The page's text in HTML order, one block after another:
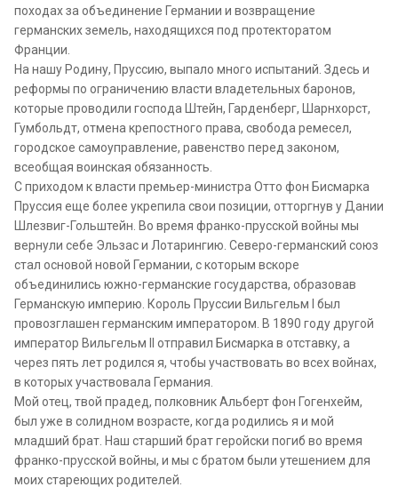
походах за объединение Германии и возвращение
германских земель, находящихся под протекторатом
Франции.
На нашу Родину, Пруссию, выпало много испытаний. Здесь и
реформы по ограничению власти владетельных баронов,
которые проводили господа Штейн, Гарденберг, Шарнхорст,
Гумбольдт, отмена крепостного права, свобода ремесел,
городское самоуправление, равенство перед законом,
всеобщая воинская обязанность.
С приходом к власти премьер-министра Отто фон Бисмарка
Пруссия еще более укрепила свои позиции, отторгнув у Дании
Шлезвиг-Гольштейн. Во время франко-прусской войны мы
вернули себе Эльзас и Лотарингию. Северо-германский союз
стал основой новой Германии, с которым вскоре
объединились южно-германские государства, образовав
Германскую империю. Король Пруссии Вильгельм I был
провозглашен германским императором. В 1890 году другой
император Вильгельм II отправил Бисмарка в отставку, а
через пять лет родился я, чтобы участвовать во всех войнах,
в которых участвовала Германия.
Мой отец, твой прадед, полковник Альберт фон Гогенхейм,
был уже в солидном возрасте, когда родились я и мой
младший брат. Наш старший брат геройски погиб во время
франко-прусской войны, и мы с братом были утешением для
моих стареющих родителей.